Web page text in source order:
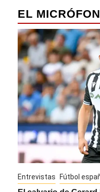
EL
Entrevistas Fútbol